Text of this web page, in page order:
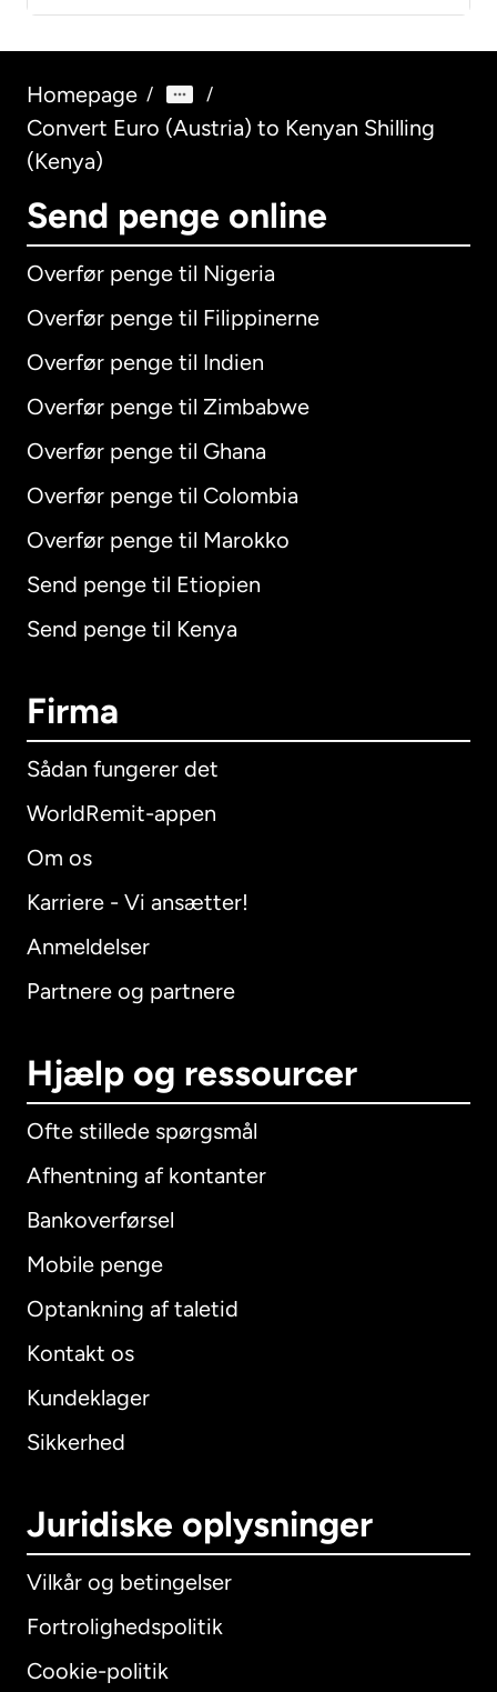
Homepage / /
Convert Euro (Austria) to Kenyan Shilling
(Kenya)
Send penge online
Overfør penge til Nigeria
Overfør penge til Filippinerne
Overfør penge til Indien
Overfør penge til Zimbabwe
Overfør penge til Ghana
Overfør penge til Colombia
Overfør penge til Marokko
Send penge til Etiopien
Send penge til Kenya
Firma
Sådan fungerer det
WorldRemit-appen
Om os
Karriere - Vi ansætter!
Anmeldelser
Partnere og partnere
Hjælp og ressourcer
Ofte stillede spørgsmål
Afhentning af kontanter
Bankoverførsel
Mobile penge
Optankning af taletid
Kontakt os
Kundeklager
Sikkerhed
Juridiske oplysninger
Vilkår og betingelser
Fortrolighedspolitik
Cookie-politik